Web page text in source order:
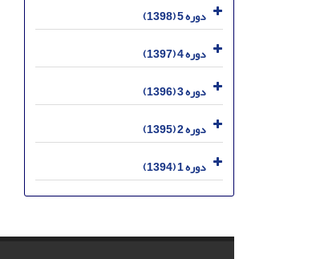
دوره 5 (1398)
دوره 4 (1397)
دوره 3 (1396)
دوره 2 (1395)
دوره 1 (1394)